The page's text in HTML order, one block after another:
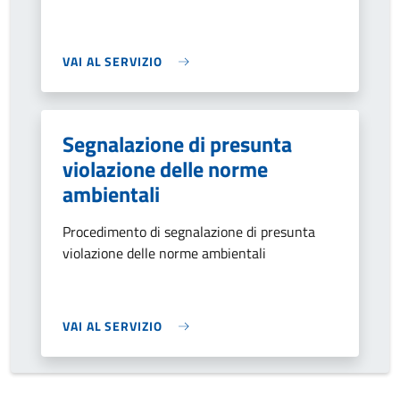
VAI AL SERVIZIO
Segnalazione di presunta
violazione delle norme
ambientali
Procedimento di segnalazione di presunta
violazione delle norme ambientali
VAI AL SERVIZIO